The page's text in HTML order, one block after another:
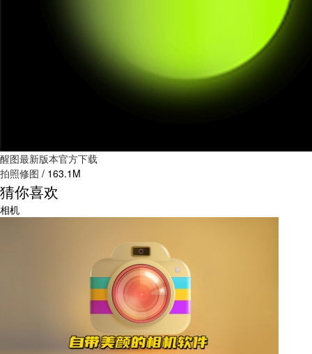
醒图最新版本官方下载
拍照修图 / 163.1M
猜你喜欢
相机